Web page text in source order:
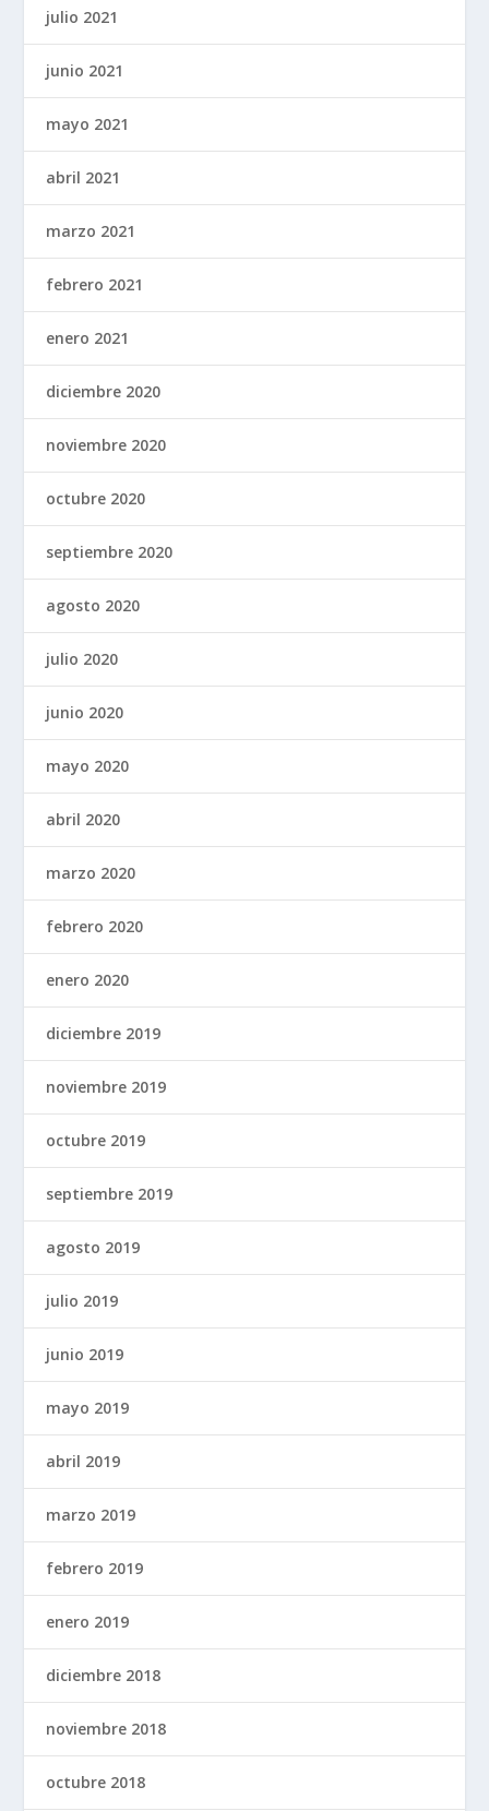
julio 2021
junio 2021
mayo 2021
abril 2021
marzo 2021
febrero 2021
enero 2021
diciembre 2020
noviembre 2020
octubre 2020
septiembre 2020
agosto 2020
julio 2020
junio 2020
mayo 2020
abril 2020
marzo 2020
febrero 2020
enero 2020
diciembre 2019
noviembre 2019
octubre 2019
septiembre 2019
agosto 2019
julio 2019
junio 2019
mayo 2019
abril 2019
marzo 2019
febrero 2019
enero 2019
diciembre 2018
noviembre 2018
octubre 2018